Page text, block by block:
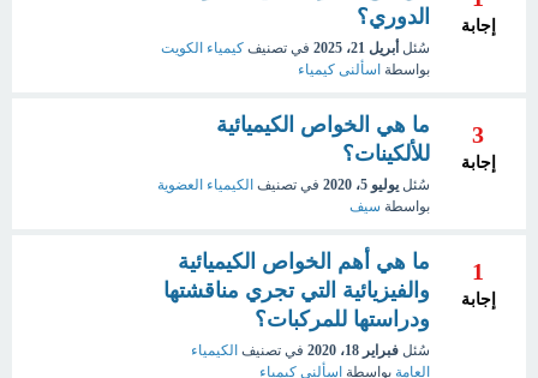
إجابة
الدوري؟
سُئل أبريل 21، 2025 في تصنيف كيمياء الكويت
بواسطة اسألنى كيمياء
3
إجابة
ما هي الخواص الكيميائية
للألكينات؟
سُئل يوليو 5، 2020 في تصنيف الكيمياء العضوية
بواسطة سيف
1
إجابة
ما هي أهم الخواص الكيميائية
والفيزيائية التي تجري مناقشتها
ودراستها للمركبات؟
سُئل فبراير 18، 2020 في تصنيف الكيمياء
العامة بواسطة اسألني كيمياء